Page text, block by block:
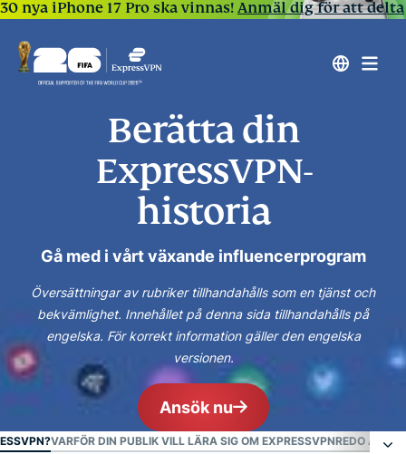
30 nya iPhone 17 Pro ska vinnas!Anmäl dig för att delta
Berätta din
ExpressVPN-
historia
Gå med i vårt växande influencerprogram
Översättningar av rubriker tillhandahålls som en tjänst och
bekvämlighet. Innehållet på denna sida tillhandahålls på
engelska. För korrekt information gäller den engelska
versionen.
Ansök nu
VARFÖR DIN PUBLIK VILL LÄRA SIG OM EXPRESSVPNREDO ATT